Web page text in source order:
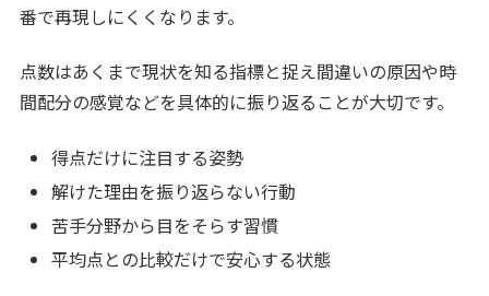
番で再現しにくくなります。
点数はあくまで現状を知る指標と捉え間違いの原因や時
間配分の感覚などを具体的に振り返ることが大切です。
得点だけに注目する姿勢
解けた理由を振り返らない行動
苦手分野から目をそらす習慣
平均点との比較だけで安心する状態